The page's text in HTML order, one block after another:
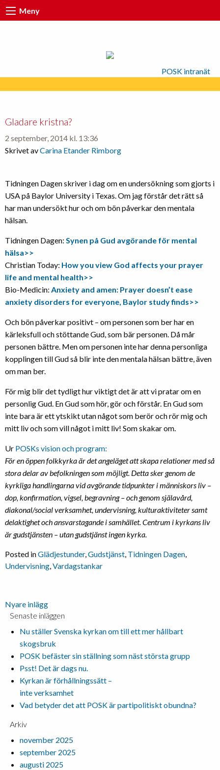
Meny
POSK intranät
Gladare kristna?
2 september, 2014 kl. 13:36
Skrivet avCarina Etander Rimborg
Tidningen Dagen skriver i dag om en undersökning som gjorts i
USA på Baylor University i Texas. Om jag förstår det rätt så
har man undersökt hur och om bön påverkar den mentala
hälsan.
Tidningen Dagen: Synen på Gud avgörande för mental
hälsa>>
Christian Today: How you view God affects your prayer
life and mental health>>
Bio-Medicin: Anxiety and amen: Prayer doesn’t ease
anxiety disorders for everyone, Baylor study finds>>
Och bön påverkar positivt – om personen som ber har en
kärleksfull och stöttande Gud, som bär personen. Då mår
personen bättre. Men om personen inte har denna personliga
kopplingen till Gud så blir inte den mentala hälsan bättre, även
om man ber.
För mig blir det tydligt hur viktigt det är att vi pratar om en
personlig Gud. En Gud som hör, gör och förstår. En Gud som
inte bara är ett ytskikt utan något som berör och rör mig och
mitt liv och som vill något i mitt liv! Som skakar om.
Ur POSKs vision och program:
För en öppen folkkyrka är det angeläget att skapa relationer med så
stora delar av befolkningen som möjligt. Detta sker genom de
kyrkligahandlingarna vid avgörande tidpunkter i människors liv –
dop,konfirmation, vigsel, begravning – och genom själavård,
diakonal/socialverksamhet, undervisning, kulturaktiviteter samt
delaktighet ochansvarstagande i samhället. Centrum i kyrkans liv
är gudstjänsten – utangudstjänst ingen kyrka.
Posted inGlädjestunder,Gudstjänst, Tidningen Dagen,
Undervisning,Vardagstankar
Inläggsnavigering
Nyare inlägg
Senaste inläggen
Nu ställer Svenska kyrkan om till ett mer hållbart
skogsbruk
POSK befäster sin ställning som näst största grupp
Psst! Det är dags nu.
Kyrkan är förhållningssätt –
inte verksamhet
Vad betyder det att POSK är partipolitiskt obundna?
Arkiv
november 2025
september 2025
augusti 2025